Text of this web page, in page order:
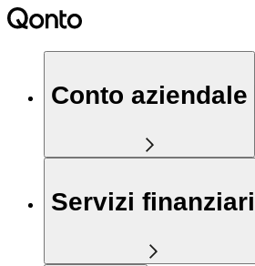
Conto aziendale
Servizi finanziari